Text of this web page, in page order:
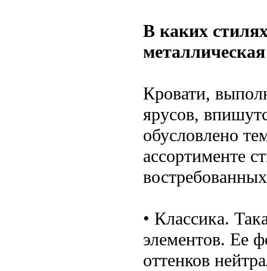
В каких
Кровати,
ярусов,
обусловлено
ассортименте
• Классика.
элементов. Ее
оттенков